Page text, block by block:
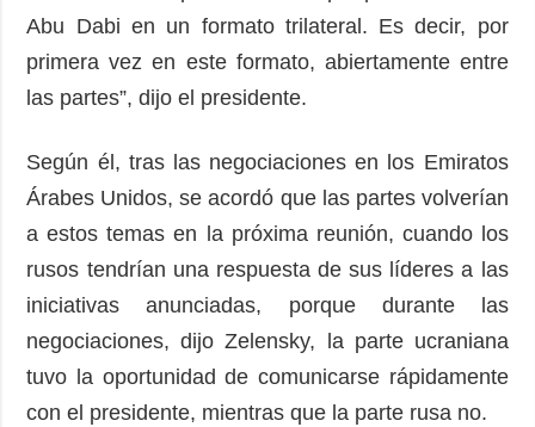
Abu Dabi en un formato trilateral. Es decir, por
primera vez en este formato, abiertamente entre
las partes”, dijo el presidente.
Según él, tras las negociaciones en los Emiratos
Árabes Unidos, se acordó que las partes volverían
a estos temas en la próxima reunión, cuando los
rusos tendrían una respuesta de sus líderes a las
iniciativas anunciadas, porque durante las
negociaciones, dijo Zelensky, la parte ucraniana
tuvo la oportunidad de comunicarse rápidamente
con el presidente, mientras que la parte rusa no.